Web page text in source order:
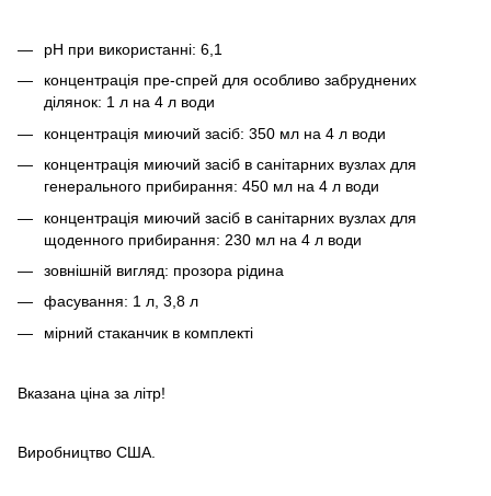
рH при використанні: 6,1
концентрація пре-спрей для особливо забруднених
ділянок: 1 л на 4 л води
концентрація миючий засіб: 350 мл на 4 л води
концентрація миючий засіб в санітарних вузлах для
генерального прибирання: 450 мл на 4 л води
концентрація миючий засіб в санітарних вузлах для
щоденного прибирання: 230 мл на 4 л води
зовнішній вигляд: прозора рідина
фасування: 1 л, 3,8 л
мірний стаканчик в комплекті
Вказана ціна за літр!
Виробництво США.